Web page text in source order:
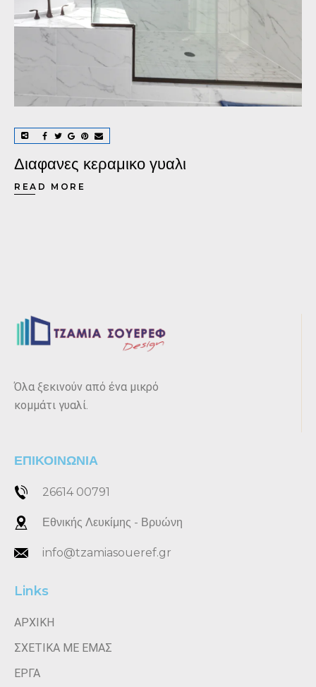
Διαφανες κεραμικο γυαλι
READ MORE
Όλα ξεκινούν από ένα μικρό
κομμάτι γυαλί.
ΕΠΙΚΟΙΝΩΝΙΑ
26614 00791
Εθνικής Λευκίμης - Βρυώνη
info@tzamiasoueref.gr
Links
ΑΡΧΙΚΗ
ΣΧΕΤΙΚΑ ΜΕ ΕΜΑΣ
ΕΡΓΑ